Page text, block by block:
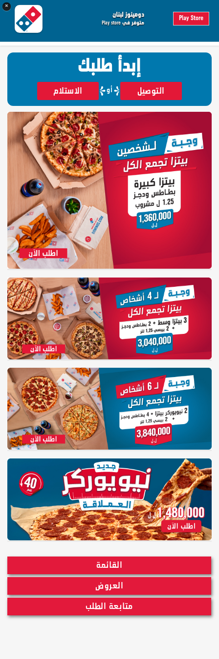
×
دومينوز لبنان
متوفر في Play store Play Storeالطلب
تسجيل دخول
إبدأ طلبك
التوصيل أو الاستلام
القائمة
العروض
متابعة الطلب